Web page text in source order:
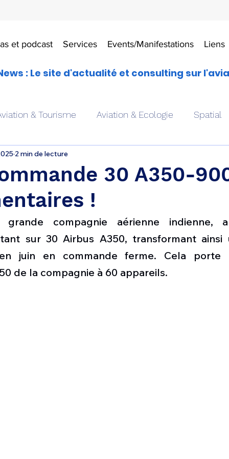
et podcast Services Events/Manifestations Liens
: Le site d'actualité et consulting sur
& Tourisme Aviation & Ecologie Spatial
Drones aériens
Avionique & pilotage
Défense sol-air DSA Amphibie Drones
Global 6500 Fret aérien Salon
30 A350-
!
2 min de lecture
compagnie aérienne indienne,
sur 30 Airbus A350, transformant ainsi
juin en commande ferme. Cela
de la compagnie à 60 appareils.